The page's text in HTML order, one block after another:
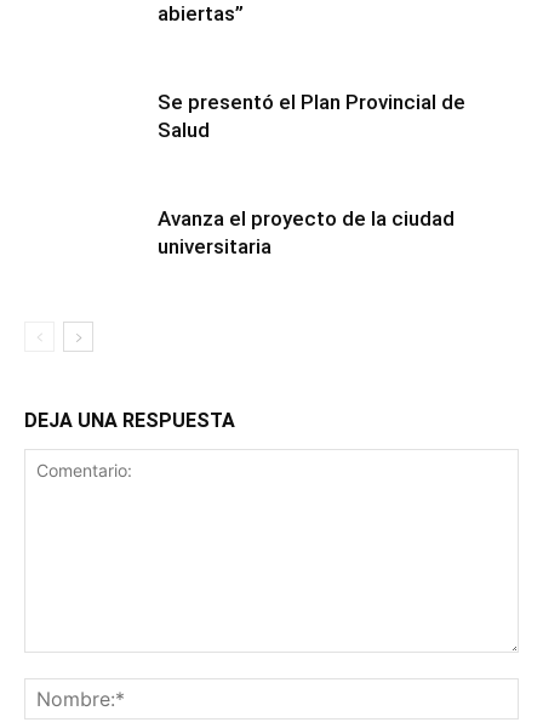
abiertas”
Se presentó el Plan Provincial de
Salud
Avanza el proyecto de la ciudad
universitaria
DEJA UNA RESPUESTA